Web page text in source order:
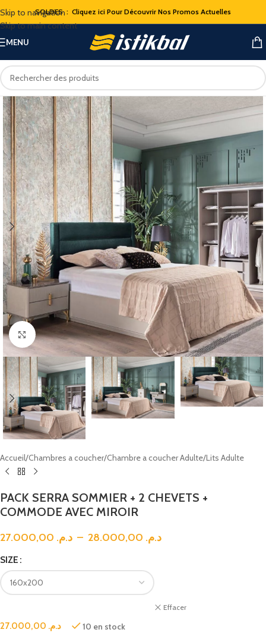
Skip to navigation
Skip to main content
SOLDES : Cliquez ici Pour Découvrir Nos Promos Actuelles
MENU
Click to enlarge
Accueil/Chambres a coucher/Chambre a coucher Adulte/Lits Adulte
PACK SERRA SOMMIER + 2 CHEVETS +
COMMODE AVEC MIROIR
د.م. – د.م.
SIZE
Effacer
د.م. 10 en stock